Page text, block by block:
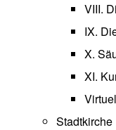
VIII.
IX.
X.
XI.
Stadtkirche